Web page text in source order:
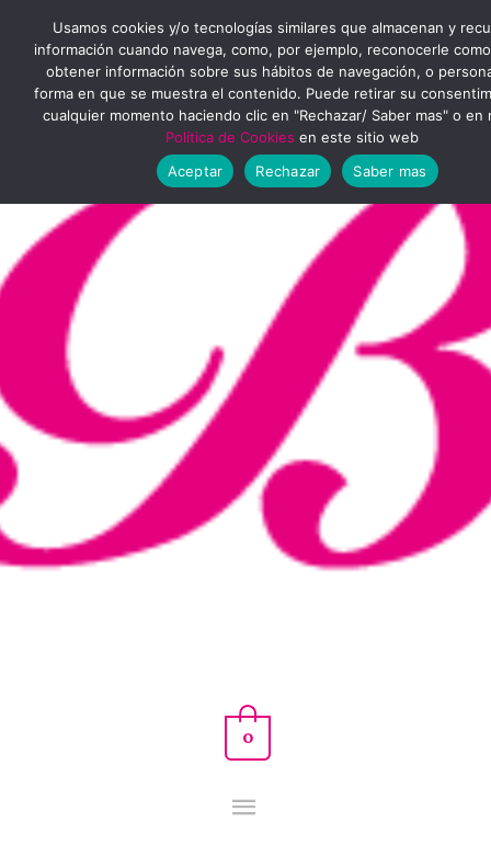
contenido
MENÚ
PRINCIPAL
0
Usamos cookies y/o tecnologías similares que almacenan y
información cuando navega, como, por ejemplo, reconocerle
obtener información sobre sus hábitos de navegación, o
forma en que se muestra el contenido. Puede retirar su
cualquier momento haciendo clic en "Rechazar/ Saber mas" o en
Política de Cookies en este sitio web
Aceptar
Rechazar Saber mas